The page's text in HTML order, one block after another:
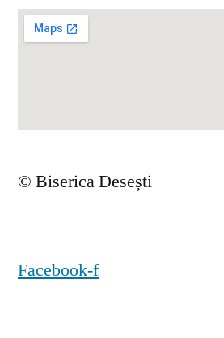
© Biserica Desești
Facebook-f